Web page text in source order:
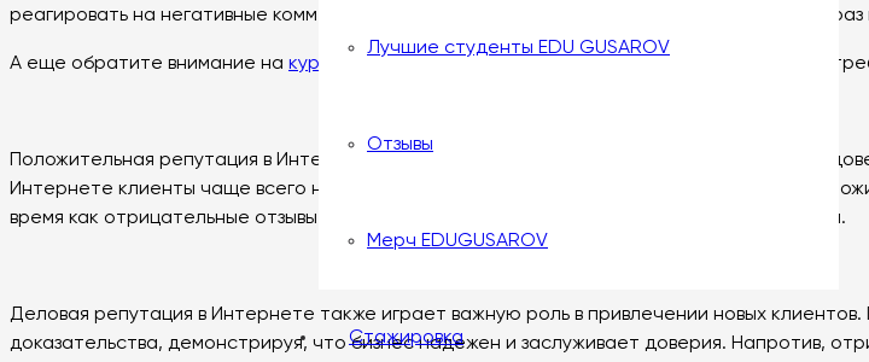
Лучшие студенты EDU GUSAROV
Отзывы
Мерч EDUGUSAROV
Стажировка
реагировать на негативные комментарии, но и активно формировать положительный образ
А еще обратите внимание на курсы по таргету , которые помогут вам освоить новую
Положительная репутация в Интернете имеет решающее значение для формирования
Интернете клиенты чаще всего наталкиваются на отзывы и оценки других клиентов.
время как отрицательные отзывы и оценки могут нанести ущерб репутации предприятия.
Деловая репутация в Интернете также играет важную роль в привлечении новых
доказательства, демонстрируя, что бизнес надежен и заслуживает доверия. Напротив,